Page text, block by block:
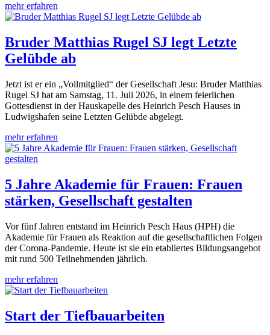
mehr erfahren
Bruder Matthias Rugel SJ legt Letzte
Gelübde ab
Jetzt ist er ein „Vollmitglied“ der Gesellschaft Jesu: Bruder Matthias
Rugel SJ hat am Samstag, 11. Juli 2026, in einem feierlichen
Gottesdienst in der Hauskapelle des Heinrich Pesch Hauses in
Ludwigshafen seine Letzten Gelübde abgelegt.
mehr erfahren
5 Jahre Akademie für Frauen: Frauen
stärken, Gesellschaft gestalten
Vor fünf Jahren entstand im Heinrich Pesch Haus (HPH) die
Akademie für Frauen als Reaktion auf die gesellschaftlichen Folgen
der Corona-Pandemie. Heute ist sie ein etabliertes Bildungsangebot
mit rund 500 Teilnehmenden jährlich.
mehr erfahren
Start der Tiefbauarbeiten